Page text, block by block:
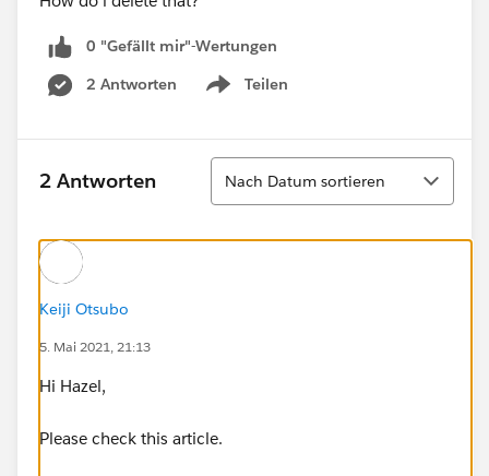
0 "Gefällt mir"-Wertungen
2 Antworten
Teilen
Show menu
2 Antworten
Sortieren
Nach Datum sortieren
Keiji Otsubo
5. Mai 2021, 21:13
Hi Hazel,
Please check this article.